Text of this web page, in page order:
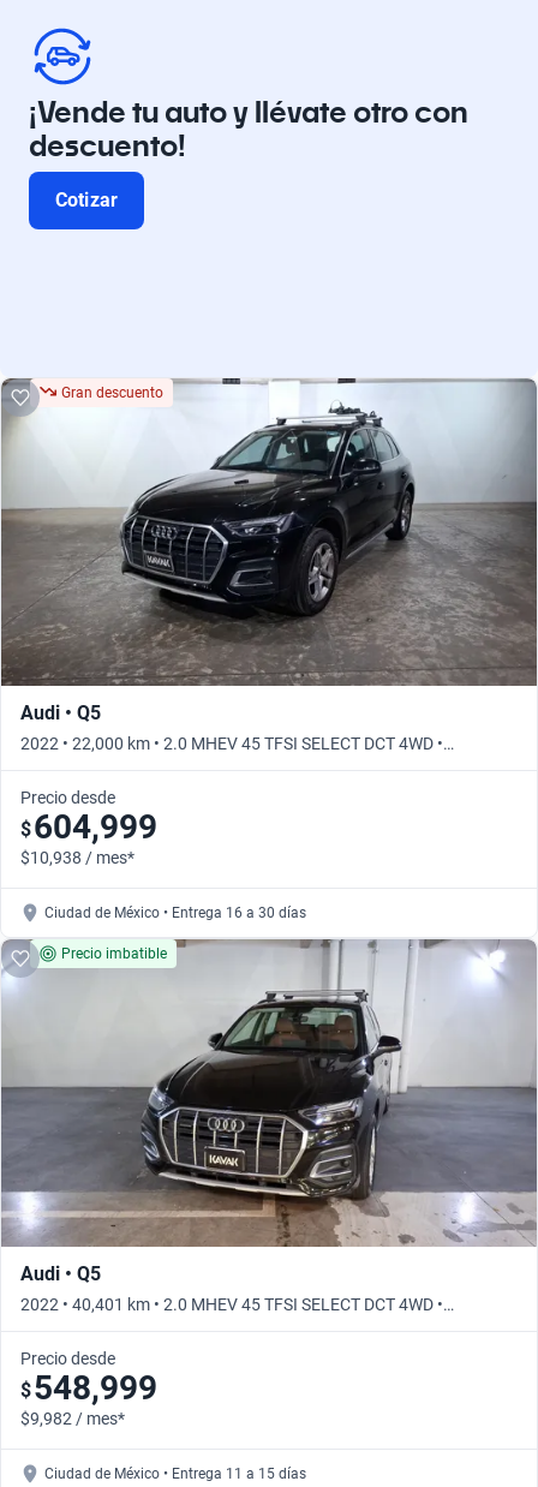
¡Vende tu auto y llévate otro con
descuento!
Cotizar
Gran descuento
Audi • Q5
2022 • 22,000 km • 2.0 MHEV 45 TFSI SELECT DCT 4WD •
Automático
Precio desde
$604,999
$10,938 / mes*
Ciudad de México • Entrega 16 a 30 días
Precio imbatible
Audi • Q5
2022 • 40,401 km • 2.0 MHEV 45 TFSI SELECT DCT 4WD •
Automático
Precio desde
$548,999
$9,982 / mes*
Ciudad de México • Entrega 11 a 15 días